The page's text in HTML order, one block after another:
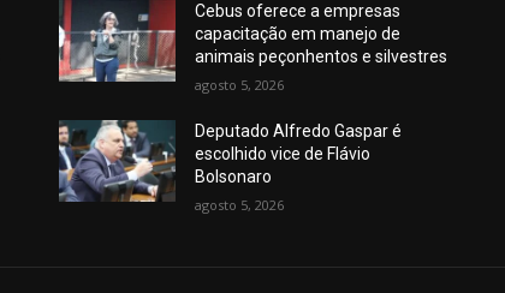
Cebus oferece a empresas
capacitação em manejo de
animais peçonhentos e silvestres
agosto 5, 2026
Deputado Alfredo Gaspar é
escolhido vice de Flávio
Bolsonaro
agosto 5, 2026